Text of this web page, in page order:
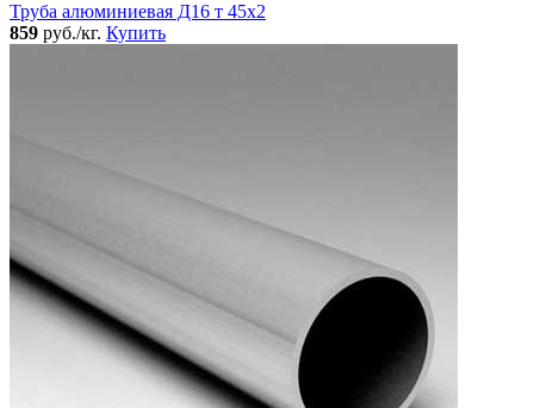
Труба алюминиевая Д16 т 45х2
859 руб./кг. Купить